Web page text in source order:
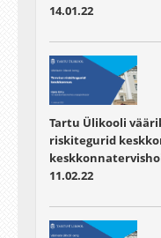
14.01.22
Tartu Ülikooli
riskitegurid
11.02.22